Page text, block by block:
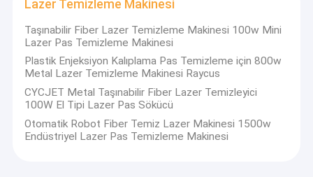
Lazer kesme makinesi
Etiket Etiketleme Makinası
çağrı makinesi
Gıda Paketleme Konveyör Bandı
Lazer Temizleme Makinesi
Taşınabilir Fiber Lazer Temizleme Makinesi 100w Mini
Lazer Pas Temizleme Makinesi
Plastik Enjeksiyon Kalıplama Pas Temizleme için 800w
Metal Lazer Temizleme Makinesi Raycus
CYCJET Metal Taşınabilir Fiber Lazer Temizleyici
100W El Tipi Lazer Pas Sökücü
Otomatik Robot Fiber Temiz Lazer Makinesi 1500w
Endüstriyel Lazer Pas Temizleme Makinesi
yazıcılar, "B" serisi yüksek hızlı endüstriyel mürekkep
yazıcılar ve "L" serisi daha yüksek konfigürasyonlu fly lazer
markalama makineleri.
Depo:
Ambalajlama: